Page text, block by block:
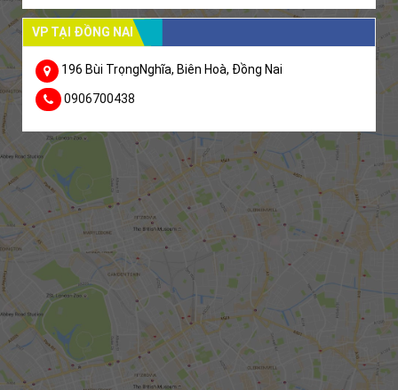
VP TẠI ĐỒNG NAI
196 Bùi TrọngNghĩa, Biên Hoà, Đồng Nai
0906700438